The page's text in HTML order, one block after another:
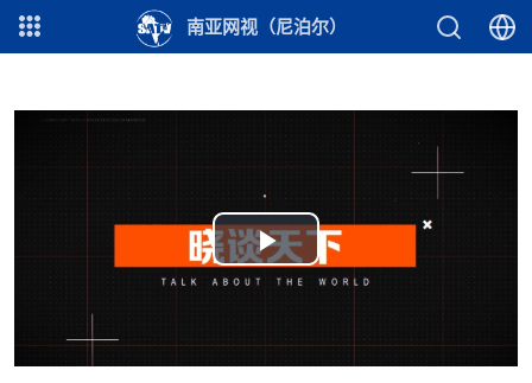
南亚网视（尼泊尔）
Play
Video